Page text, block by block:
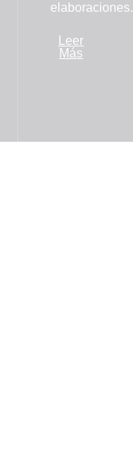
elaboraciones.
Leer
Más